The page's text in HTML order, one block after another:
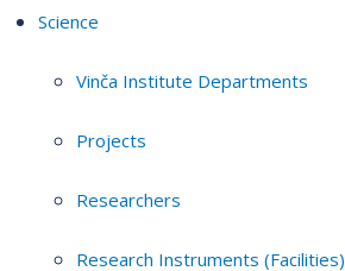
Science
Vinča Institute Departments
Projects
Researchers
Research Instruments (Facilities)